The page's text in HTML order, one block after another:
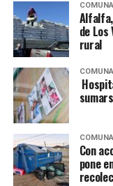
de
rural
Con
pone